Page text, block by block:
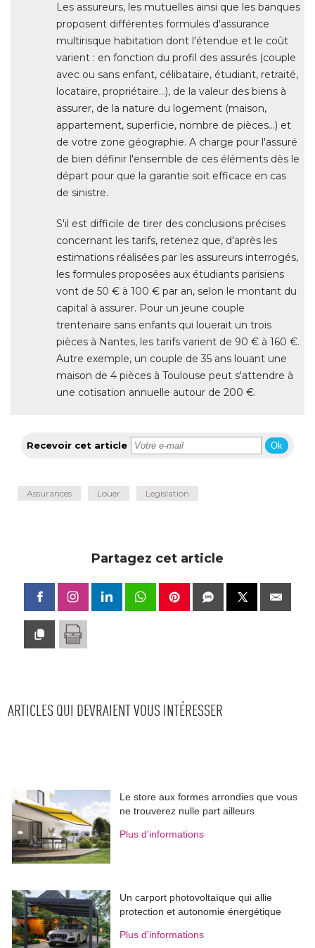
Les assureurs, les mutuelles ainsi que les banques
proposent différentes formules d'assurance
multirisque habitation dont l'étendue et le coût
varient : en fonction du profil des assurés (couple
avec ou sans enfant, célibataire, étudiant, retraité,
locataire, propriétaire...), de la valeur des biens à
assurer, de la nature du logement (maison,
appartement, superficie, nombre de pièces...) et
de votre zone géographie. A charge pour l'assuré
de bien définir l'ensemble de ces éléments dès le
départ pour que la garantie soit efficace en cas
de sinistre.
S'il est difficile de tirer des conclusions précises
concernant les tarifs, retenez que, d'après les
estimations réalisées par les assureurs interrogés,
les formules proposées aux étudiants parisiens
vont de 50 € à 100 € par an, selon le montant du
capital à assurer. Pour un jeune couple
trentenaire sans enfants qui louerait un trois
pièces à Nantes, les tarifs varient de 90 € à 160 €.
Autre exemple, un couple de 35 ans louant une
maison de 4 pièces à Toulouse peut s'attendre à
une cotisation annuelle autour de 200 €.
Recevoir cet article Ok
Assurances Louer Legislation
Partagez cet article
ARTICLES QUI DEVRAIENT VOUS INTÉRESSER
Le store aux formes arrondies que vous
ne trouverez nulle part ailleurs
Plus d'informations
Un carport photovoltaïque qui allie
protection et autonomie énergétique
Plus d'informations